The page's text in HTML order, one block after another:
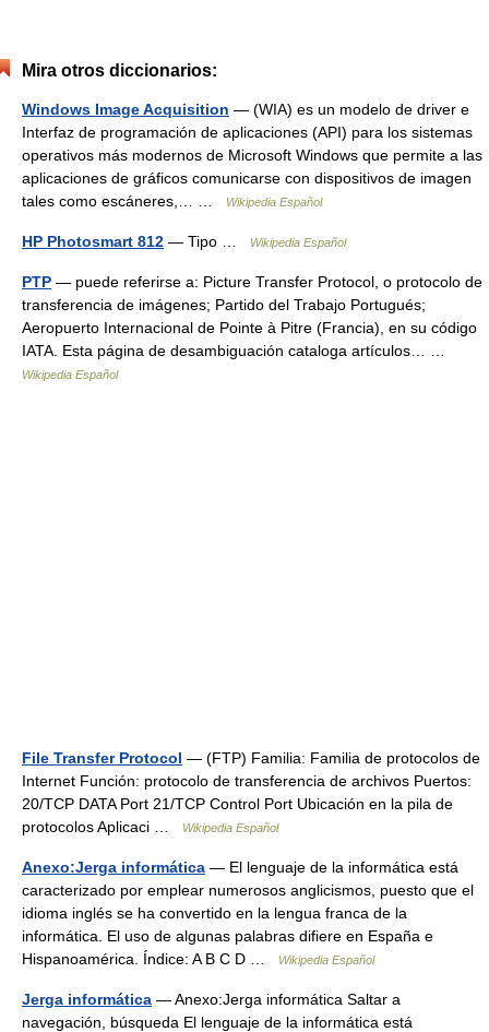
Mira otros diccionarios:
Windows Image Acquisition — (WIA) es un modelo de driver e
Interfaz de programación de aplicaciones (API) para los sistemas
operativos más modernos de Microsoft Windows que permite a las
aplicaciones de gráficos comunicarse con dispositivos de imagen
tales como escáneres,… …
Wikipedia Español
HP Photosmart 812 — Tipo … Wikipedia Español
PTP — puede referirse a: Picture Transfer Protocol, o protocolo de
transferencia de imágenes; Partido del Trabajo Portugués;
Aeropuerto Internacional de Pointe à Pitre (Francia), en su código
IATA. Esta página de desambiguación cataloga artículos… …
Wikipedia Español
File Transfer Protocol — (FTP) Familia: Familia de protocolos de
Internet Función: protocolo de transferencia de archivos Puertos:
20/TCP DATA Port 21/TCP Control Port Ubicación en la pila de
protocolos Aplicaci …
Wikipedia Español
Anexo:Jerga informática — El lenguaje de la informática está
caracterizado por emplear numerosos anglicismos, puesto que el
idioma inglés se ha convertido en la lengua franca de la
informática. El uso de algunas palabras difiere en España e
Hispanoamérica. Índice: A B C D …
Wikipedia Español
Jerga informática — Anexo:Jerga informática Saltar a
navegación, búsqueda El lenguaje de la informática está